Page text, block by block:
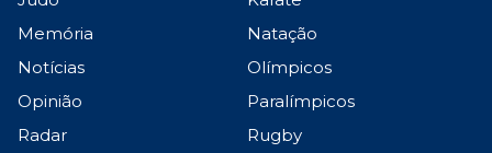
Memória
Natação
Notícias
Olímpicos
Opinião
Paralímpicos
Radar
Rugby